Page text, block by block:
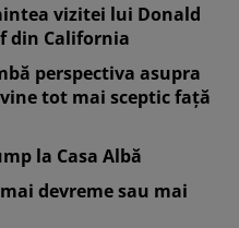
vizitei lui Donald
din California
perspectiva asupra
tot mai sceptic față
la Casa Albă
devreme sau mai